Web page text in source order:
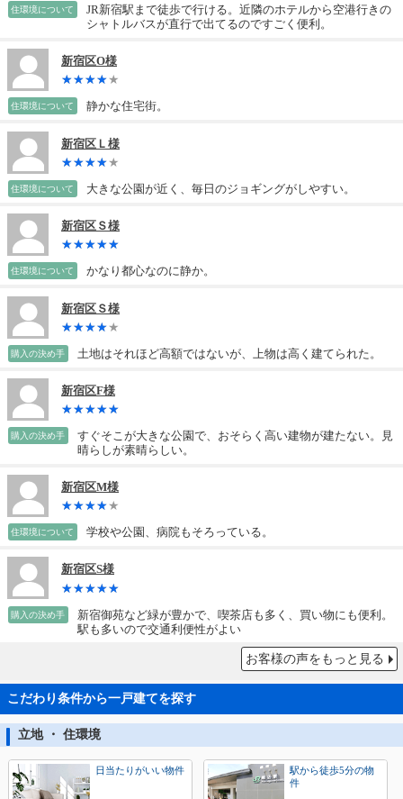
住環境について
JR新宿駅まで徒歩で行ける。近隣のホテルから空港行きの
シャトルバスが直行で出てるのですごく便利。
新宿区O様
住環境について 静かな住宅街。
新宿区Ｌ様
住環境について 大きな公園が近く、毎日のジョギングがしやすい。
新宿区Ｓ様
住環境について かなり都心なのに静か。
新宿区Ｓ様
購入の決め手 土地はそれほど高額ではないが、上物は高く建てられた。
新宿区F様
購入の決め手
すぐそこが大きな公園で、おそらく高い建物が建たない。見
晴らしが素晴らしい。
新宿区M様
住環境について 学校や公園、病院もそろっている。
新宿区S様
購入の決め手
新宿御苑など緑が豊かで、喫茶店も多く、買い物にも便利。
駅も多いので交通利便性がよい
お客様の声をもっと見る
こだわり条件から一戸建てを探す
立地 ・ 住環境
日当たりがいい物件
駅から徒歩5分の物
件